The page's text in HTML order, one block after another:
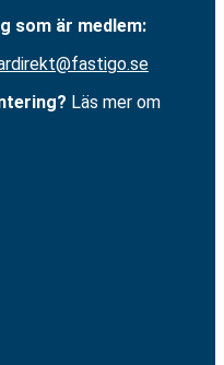
som är medlem:
Läs mer om